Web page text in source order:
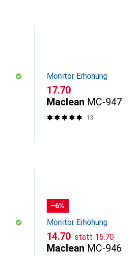
Monitor Erhöhung
CHF
17.70
Maclean MC-947
13
−6%
Monitor Erhöhung
CHF
14.70 statt CHF
15.70
Maclean MC-946